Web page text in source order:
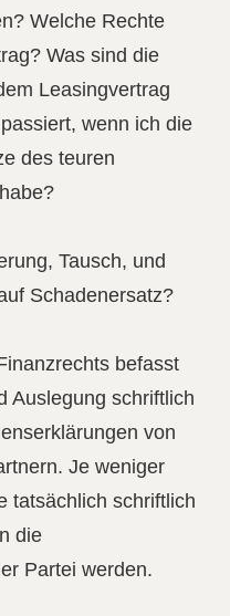
Welche Rechte
Was sind die
Leasingvertrag
wenn ich die
des teuren
Tausch, und
Schadenersatz?
befasst
Auslegung schriftlich
von
Je weniger
tatsächlich schriftlich
die
Partei werden.